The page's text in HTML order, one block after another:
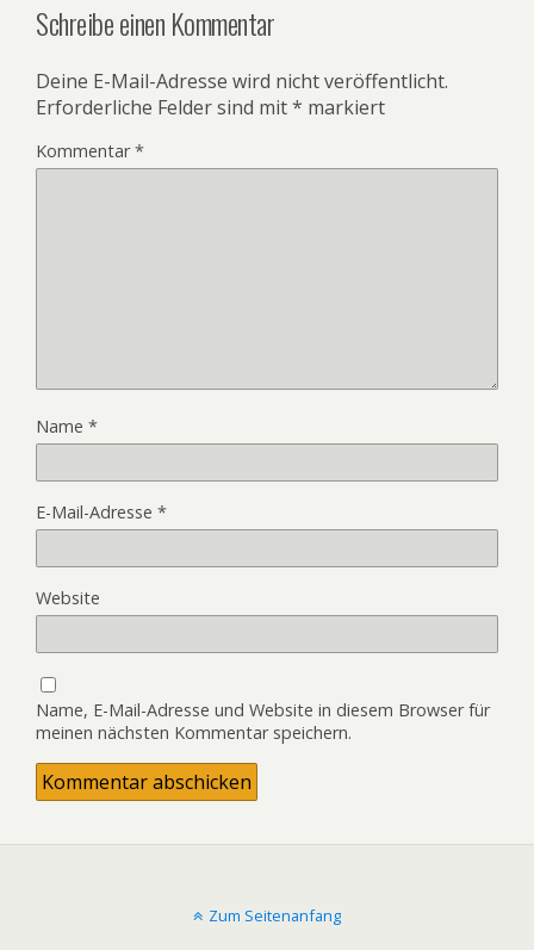
Schreibe einen Kommentar
Deine E-Mail-Adresse wird nicht veröffentlicht.
Erforderliche Felder sind mit* markiert
Kommentar*
Name *
E-Mail-Adresse *
Website
Name, E-Mail-Adresse und Website in diesem Browser für
meinen nächsten Kommentar speichern.
Zum Seitenanfang